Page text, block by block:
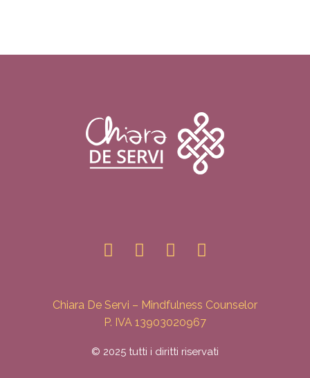
Chiara De Servi – Mindfulness Counselor
P. IVA 13903020967
© 2025 tutti i diritti riservati